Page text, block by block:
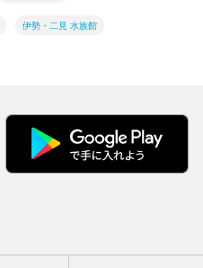
伊勢・二見 水族館